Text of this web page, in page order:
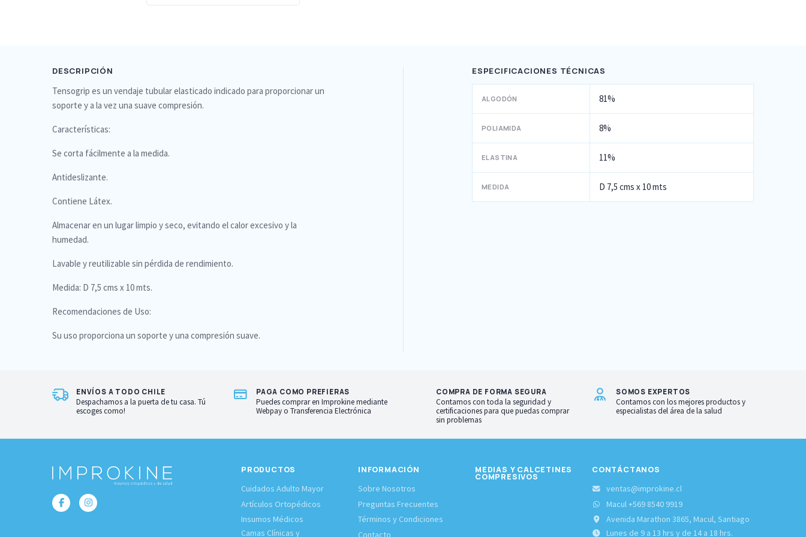
DESCRIPCIÓN
Tensogrip es un vendaje tubular elasticado indicado para proporcionar un
soporte y a la vez una suave compresión.
Características:
Se corta fácilmente a la medida.
Antideslizante.
Contiene Látex.
Almacenar en un lugar limpio y seco, evitando el calor excesivo y la
humedad.
Lavable y reutilizable sin pérdida de rendimiento.
Medida: D 7,5 cms x 10 mts.
Recomendaciones de Uso:
Su uso proporciona un soporte y una compresión suave.
ESPECIFICACIONES TÉCNICAS
ALGODÓN 81%
POLIAMIDA 8%
ELASTINA 11%
MEDIDA D 7,5 cms x 10 mts
ENVÍOS A TODO CHILE
Despachamos a la puerta de tu casa. Tú
escoges como!
PAGA COMO PREFIERAS
Puedes comprar en Improkine mediante
Webpay o Transferencia Electrónica
COMPRA DE FORMA SEGURA
Contamos con toda la seguridad y
certificaciones para que puedas comprar
sin problemas
SOMOS EXPERTOS
Contamos con los mejores productos y
especialistas del área de la salud
PRODUCTOS
Cuidados Adulto Mayor
Artículos Ortopédicos
Insumos Médicos
Camas Clínicas y
INFORMACIÓN
Sobre Nosotros
Preguntas Frecuentes
Términos y Condiciones
Contacto
MEDIAS Y CALCETINES
COMPRESIVOS
CONTÁCTANOS
ventas@improkine.cl
Macul +569 8540 9919
Avenida Marathon 3865, Macul, Santiago
Lunes de 9 a 13 hrs y de 14 a 18 hrs.